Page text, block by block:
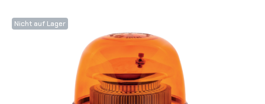
Nicht auf Lager